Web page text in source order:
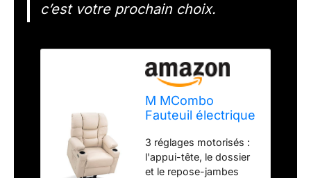
c’est votre prochain choix.
M MCombo
Fauteuil électrique
Dossier et
Support de Jambe
réglables,
3 réglages motorisés :
l'appui-tête, le dossier
et le repose-jambes